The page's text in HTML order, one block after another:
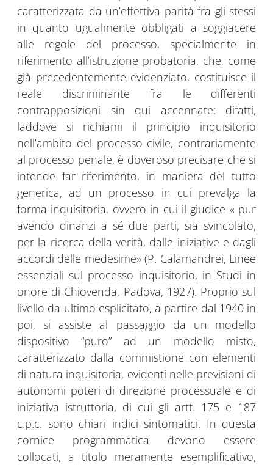
caratterizzata da un’effettiva parità fra gli stessi
in quanto ugualmente obbligati a soggiacere
alle regole del processo, specialmente in
riferimento all’istruzione probatoria, che, come
già precedentemente evidenziato, costituisce il
reale discriminante fra le differenti
contrapposizioni sin qui accennate: difatti,
laddove si richiami il principio inquisitorio
nell’ambito del processo civile, contrariamente
al processo penale, è doveroso precisare che si
intende far riferimento, in maniera del tutto
generica, ad un processo in cui prevalga la
forma inquisitoria, ovvero in cui il giudice « pur
avendo dinanzi a sé due parti, sia svincolato,
per la ricerca della verità, dalle iniziative e dagli
accordi delle medesime» (P. Calamandrei, Linee
essenziali sul processo inquisitorio, in Studi in
onore di Chiovenda, Padova, 1927). Proprio sul
livello da ultimo esplicitato, a partire dal 1940 in
poi, si assiste al passaggio da un modello
dispositivo “puro” ad un modello misto,
caratterizzato dalla commistione con elementi
di natura inquisitoria, evidenti nelle previsioni di
autonomi poteri di direzione processuale e di
iniziativa istruttoria, di cui gli artt. 175 e 187
c.p.c. sono chiari indici sintomatici. In questa
cornice programmatica devono essere
collocati, a titolo meramente esemplificativo,